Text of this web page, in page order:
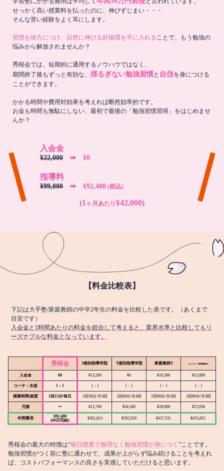
せっかく高い授業料を払ったのに、伸びずじまい・・・
そんな苦い経験をよく耳にします。
習慣を味方につけ、自然に伸びる好循環を手に入れることで、もう勉強の
悩みから解放されませんか？
秀桜会では、短期的に通用するノウハウではなく、
期間終了後もずっと有効な、 揺るぎない勉強習慣と 自信を身につける
ことができます。
かかる時間や費用対効果を考えれば断然効率的です。
お金も時間も無駄にしない、最初で最後の「勉強習慣習得」をはじめませ
んか？
入会金
¥22,000 ➡︎ ¥0
指導料
¥99,800 ➡︎ ¥92,400 (税込)
(1 ヶ月あたり¥42,000)
【料金比較表】
下記は大手塾/家庭教師の中学2年生の料金を比較した表です。（あくまで
目安です）
入会金と1時間あたりの料金を総合して考えると、業界水準と比較してもリ
ーズナブルな料金となっています。
秀桜会 I個別指導学院 T個別指導学院 家庭教師T オンライン家庭教師M
入会金 ¥0 ¥13,200 ¥0 ¥10,500 ¥15,000
コーチ：生徒 1：1 1：1 1：1 1：1 1：1
授業時間/頻度 1回15分/毎日 1回50分/月4回 1回60分/月4回 1回90分/月4回 1回80分/月4回
月謝 ー ¥12,700 ¥34,560 ¥28,000 ¥23,936
年間費用
¥92,400
(66日完結)
¥361,815 ¥592,920 ¥437,531 ¥425,652
秀桜会の最大の特徴は“毎日授業で無理なく勉強習慣が身につく ”ことです。
勉強習慣がつく前に塾に通わせて、成果が上がらず悩み続けることを考えれ
ば、コストパフォーマンスの良さを実感していただけると思います。